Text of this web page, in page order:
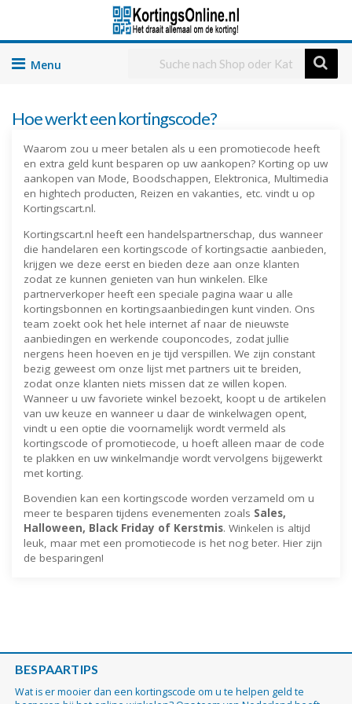
Skip
Hoe werkt een kortingscode?
Waarom zou u meer betalen als u een promotiecode heeft
en extra geld kunt besparen op uw aankopen? Korting op uw
aankopen van Mode, Boodschappen, Elektronica, Multimedia
en hightech producten, Reizen en vakanties, etc. vindt u op
Kortingscart.nl.
Kortingscart.nl heeft een handelspartnerschap, dus wanneer
die handelaren een kortingscode of kortingsactie aanbieden,
krijgen we deze eerst en bieden deze aan onze klanten
zodat ze kunnen genieten van hun winkelen. Elke
partnerverkoper heeft een speciale pagina waar u alle
kortingsbonnen en kortingsaanbiedingen kunt vinden. Ons
team zoekt ook het hele internet af naar de nieuwste
aanbiedingen en werkende couponcodes, zodat jullie
nergens heen hoeven en je tijd verspillen. We zijn constant
bezig geweest om onze lijst met partners uit te breiden,
zodat onze klanten niets missen dat ze willen kopen.
Wanneer u uw favoriete winkel bezoekt, koopt u de artikelen
van uw keuze en wanneer u daar de winkelwagen opent,
vindt u een optie die voornamelijk wordt vermeld als
kortingscode of promotiecode, u hoeft alleen maar de code
te plakken en uw winkelmandje wordt vervolgens bijgewerkt
met korting.
Bovendien kan een kortingscode worden verzameld om u
meer te besparen tijdens evenementen zoals Sales,
Halloween, Black Friday of Kerstmis. Winkelen is altijd
leuk, maar met een promotiecode is het nog beter. Hier zijn
de besparingen!
BESPAARTIPS
Wat is er mooier dan een kortingscode om u te helpen geld te